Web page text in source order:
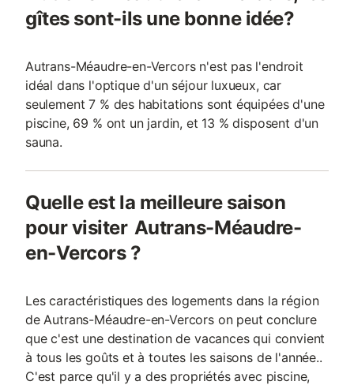
gîtes sont-ils une bonne idée?
Autrans-Méaudre-en-Vercors n'est pas l'endroit
idéal dans l'optique d'un séjour luxueux, car
seulement 7 % des habitations sont équipées d'une
piscine, 69 % ont un jardin, et 13 % disposent d'un
sauna.
Quelle est la meilleure saison
pour visiter Autrans-Méaudre-
en-Vercors ?
Les caractéristiques des logements dans la région
de Autrans-Méaudre-en-Vercors on peut conclure
que c'est une destination de vacances qui convient
à tous les goûts et à toutes les saisons de l'année..
C'est parce qu'il y a des propriétés avec piscine,